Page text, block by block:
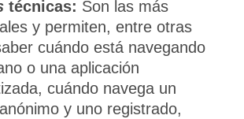
técnicas: Son las más
y permiten, entre otras
cuándo está navegando
o una aplicación
cuándo navega un
y uno registrado,